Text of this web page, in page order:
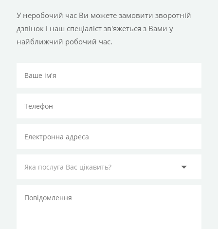
У неробочий час Ви можете замовити зворотній
дзвінок і наш спеціаліст зв'яжеться з Вами у
найближчий робочий час.